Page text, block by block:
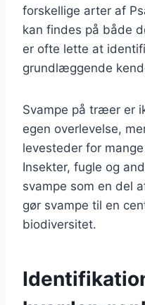
forskellige arter af
kan findes på både
er ofte lette at
grundlæggende
Svampe på træer er
egen overlevelse,
levesteder for
Insekter, fugle og
svampe som en del
gør svampe til en
biodiversitet.